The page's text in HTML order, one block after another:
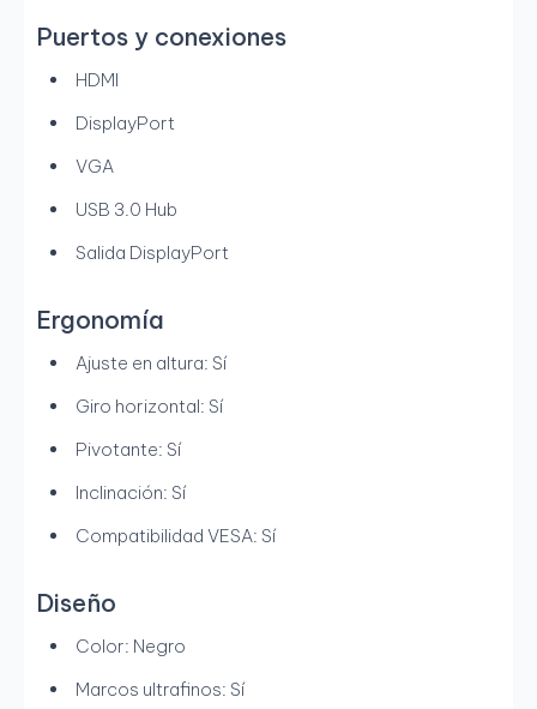
Puertos y conexiones
HDMI
DisplayPort
VGA
USB 3.0 Hub
Salida DisplayPort
Ergonomía
Ajuste en altura: Sí
Giro horizontal: Sí
Pivotante: Sí
Inclinación: Sí
Compatibilidad VESA: Sí
Diseño
Color: Negro
Marcos ultrafinos: Sí